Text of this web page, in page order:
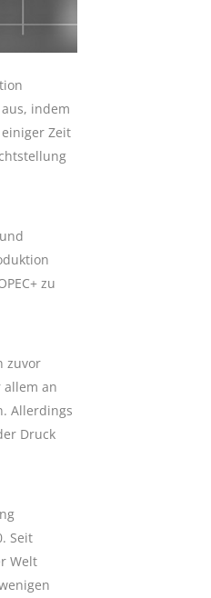
indem
Zeit
zu
zuvor
allem an
Allerdings
Druck
Seit
Welt